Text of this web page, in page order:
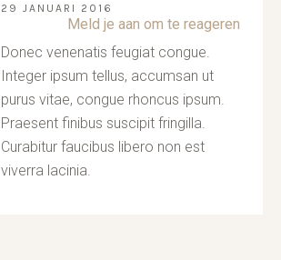
29 JANUARI 2016
Meld je aan om te reageren
Donec venenatis feugiat congue.
Integer ipsum tellus, accumsan ut
purus vitae, congue rhoncus ipsum.
Praesent finibus suscipit fringilla.
Curabitur faucibus libero non est
viverra lacinia.